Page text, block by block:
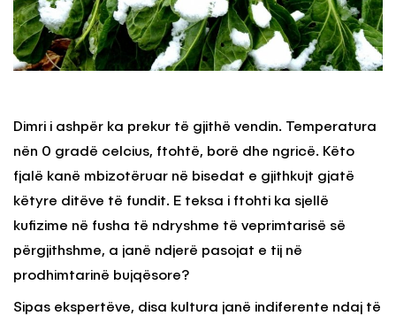
Dimri i ashpër ka prekur të gjithë vendin. Temperatura
nën 0 gradë celcius, ftohtë, borë dhe ngricë. Këto
fjalë kanë mbizotëruar në bisedat e gjithkujt gjatë
këtyre ditëve të fundit. E teksa i ftohti ka sjellë
kufizime në fusha të ndryshme të veprimtarisë së
përgjithshme, a janë ndjerë pasojat e tij në
prodhimtarinë bujqësore?
Sipas ekspertëve, disa kultura janë indiferente ndaj të